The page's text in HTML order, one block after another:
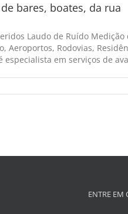
bares, boates, da rua
Laudo de Ruído
Aeroportos, Rodovias,
especialista em serviços de
ENTRE EM